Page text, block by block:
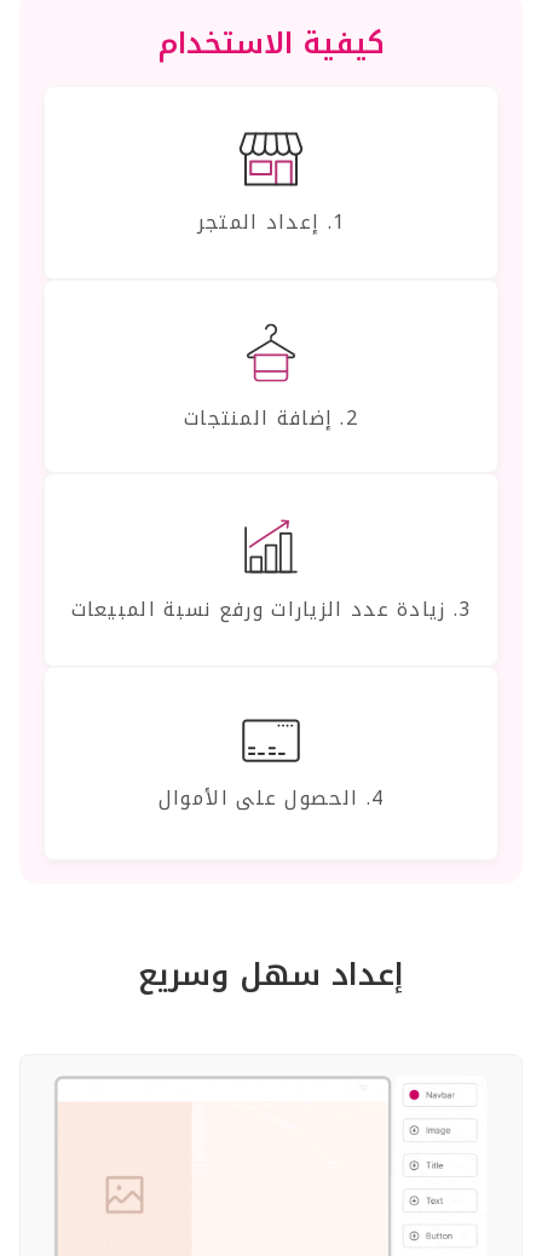
كيفية الاستخدام
1. إعداد المتجر
2. إضافة المنتجات
3. زيادة عدد الزيارات ورفع نسبة المبيعات
4. الحصول على الأموال
إعداد سهل وسريع